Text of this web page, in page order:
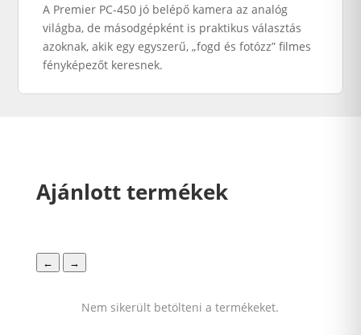
A Premier PC-450 jó belépő kamera az analóg
világba, de másodgépként is praktikus választás
azoknak, akik egy egyszerű, „fogd és fotózz” filmes
fényképezőt keresnek.
Ajánlott termékek
← →
Nem sikerült betölteni a termékeket.